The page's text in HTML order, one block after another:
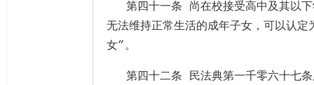
第四十一条 尚在校接受高中及其以
无法维持正常生活的成年子女，可以认
女”。
第四十二条 民法典第一千零六十七